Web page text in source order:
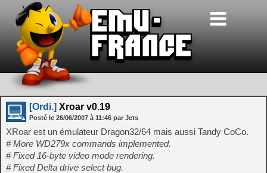
[Ordi.] Xroar v0.19
Posté le 26/06/2007 à 11:46 par Jets
XRoar est un émulateur Dragon32/64 mais aussi Tandy CoCo.
# More WD279x commands implemented.
# Fixed 16-byte video mode rendering.
# Fixed Delta drive select bug.